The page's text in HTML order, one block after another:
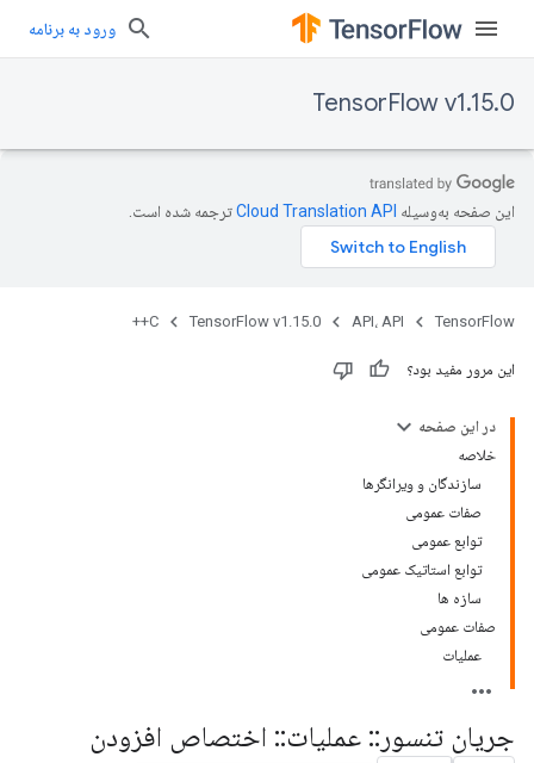
ورود به برنامه
TensorFlow v1.15.0
این صفحه به‌وسیله ترجمه شده است.
TensorFlow API، API TensorFlow v1.15.0
C++
این مرور مفید بود؟
در این صفحه
خلاصه
سازندگان و ویرانگرها
صفات عمومی
توابع عمومی
توابع استاتیک عمومی
سازه ها
صفات عمومی
عملیات
جریان تنسور :: عملیات:: اختصاص افزودن